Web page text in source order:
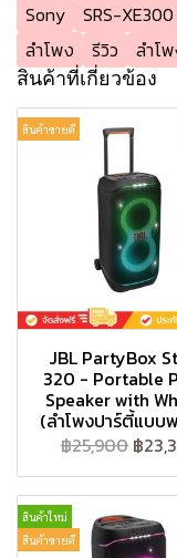
Sony SRS-XE300
ลำโพง
รีวิว ลำโ
สินค้าที่เกี่ยวข้อง
สินค้าขายดี
JBL PartyBox
320 - Portable
Speaker with
(ลำโพงปาร์ตี้แบบ
฿25,900 ฿
สินค้าใหม่
สินค้าขายดี